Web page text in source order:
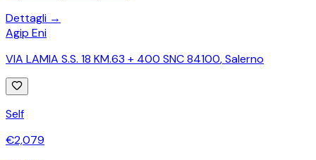
Dettagli →
Agip Eni
VIA LAMIA S.S. 18 KM.63 + 400 SNC 84100,Salerno
Self
€2,079